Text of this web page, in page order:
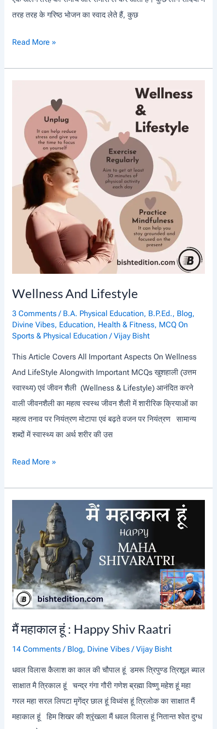
तरह तरह के गरिष्ठ भोजन का स्वाद लेते हैं, कुछ
E
Read More »
Wellness And Lifestyle
3 Comments / B.A. Physical Education, B.P.Ed., Blog,
Divine Vibes, Education, Health & Fitness, MCQ On
Sports & Physical Education /Vijay Bisht
This Article Covers All Important Aspects On Wellness
And LifeStyle Alongwith Important MCQs खुशहाली (उत्तम
स्वास्थ्य) एवं जीवन शैली (Wellness & Lifestyle) आनंदित करने
वाली जीवनशैली का महत्व स्वस्थ जीवन शैली में शारीरिक क्रियाओं का
महत्व तनाव पर नियंत्रण मोटापा एवं बढ़ते वजन पर नियंत्रण सामान्य
शब्दों में स्वास्थ्य का अर्थ शरीर की उस
W
S
A
N
L
I
Read More »
मैं महाकाल हूं : Happy Shiv Raatri
14 Comments / Blog, Divine Vibes/Vijay Bisht
धवल विलास कैलाश का काल की चौपाल हूं डमरू त्रिपुण्ड त्रिशूल ब्याल
साक्षात मै त्रिकाल हूं चन्द्र गंगा गौरी गणेश ब्रह्मा विष्णु महेश हूं महा
गरल महा सरल लिपटा मृगेंद्र छाल हूं विध्वंस हूं त्रिलोक का साक्षात मैं
महाकाल हूं हिम शिखर की श्रृंखला मैं धवल विलास हूं नितान्त श्वेत दुग्ध